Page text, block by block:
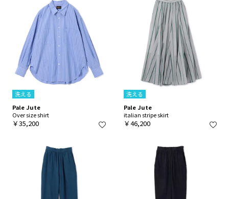
洗える
Pale Jute
Over size shirt
￥35,200
洗える
Pale Jute
italian stripe skirt
￥46,200